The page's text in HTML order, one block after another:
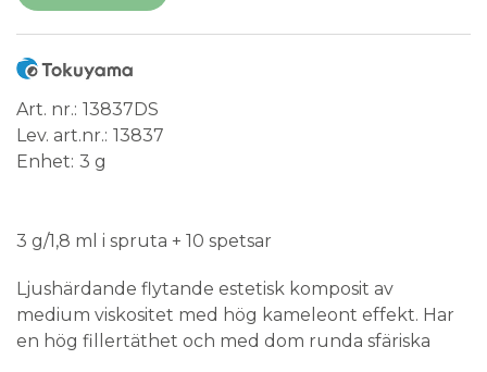
Art. nr. 13837DS
Lev. art.nr. 13837
Enhet 3 g
3 g/1,8 ml i spruta + 10 spetsar
Ljushärdande flytande estetisk komposit av
medium viskositet med hög kameleont effekt. Har
en hög fillertäthet och med dom runda sfäriska